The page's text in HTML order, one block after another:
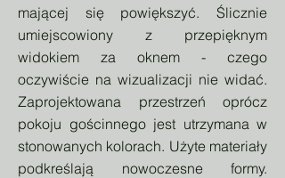
mającej się powiększyć. Ślicznie
umiejscowiony z przepięknym
widokiem za oknem - czego
oczywiście na wizualizacji nie widać.
Zaprojektowana przestrzeń oprócz
pokoju gościnnego jest utrzymana w
stonowanych kolorach. Użyte materiały
podkreślają nowoczesne formy.